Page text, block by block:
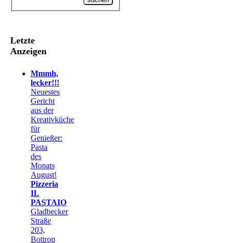
Letzte
Anzeigen
Mmmh,
lecker!!!
Neuestes
Gericht
aus der
Kreativküche
für
Genießer:
Pasta
des
Monats
August!
Pizzeria
IL
PASTAIO
Gladbecker
Straße
203,
Bottrop